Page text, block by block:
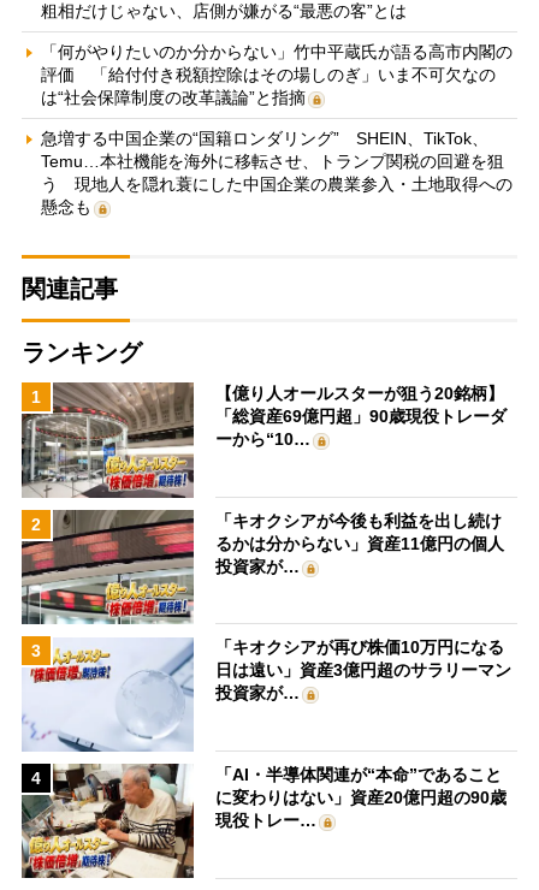
粗相だけじゃない、店側が嫌がる“最悪の客”とは
「何がやりたいのか分からない」竹中平蔵氏が語る高市内閣の
評価 「給付付き税額控除はその場しのぎ」いま不可欠なの
は“社会保障制度の改革議論”と指摘
急増する中国企業の“国籍ロンダリング” SHEIN、TikTok、
Temu…本社機能を海外に移転させ、トランプ関税の回避を狙
う 現地人を隠れ蓑にした中国企業の農業参入・土地取得への
懸念も
関連記事
ランキング
1
【億り人オールスターが狙う20銘柄】
「総資産69億円超」90歳現役トレーダ
ーから“10…
2
「キオクシアが今後も利益を出し続け
るかは分からない」資産11億円の個人
投資家が…
3
「キオクシアが再び株価10万円になる
日は遠い」資産3億円超のサラリーマン
投資家が…
4
「AI・半導体関連が“本命”であること
に変わりはない」資産20億円超の90歳
現役トレー…